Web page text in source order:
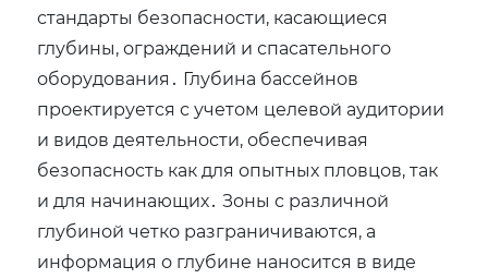
стандарты безопасности‚ касающиеся
глубины‚ ограждений и спасательного
оборудования․ Глубина бассейнов
проектируется с учетом целевой аудитории
и видов деятельности‚ обеспечивая
безопасность как для опытных пловцов‚ так
и для начинающих․ Зоны с различной
глубиной четко разграничиваются‚ а
информация о глубине наносится в виде